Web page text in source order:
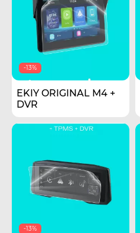
-13%
EKIY ORIGINAL M4 +
DVR
-13%